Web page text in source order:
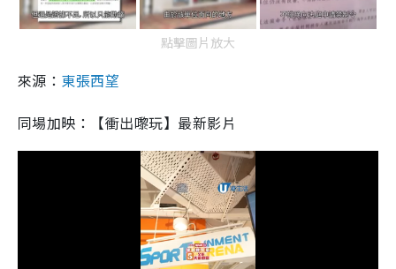
點擊圖片放大
來源： 東張西望
同場加映：【衝出嚟玩】最新影片